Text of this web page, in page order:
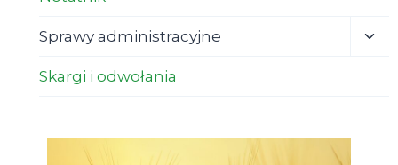
Sprawy administracyjne
Skargi i odwołania